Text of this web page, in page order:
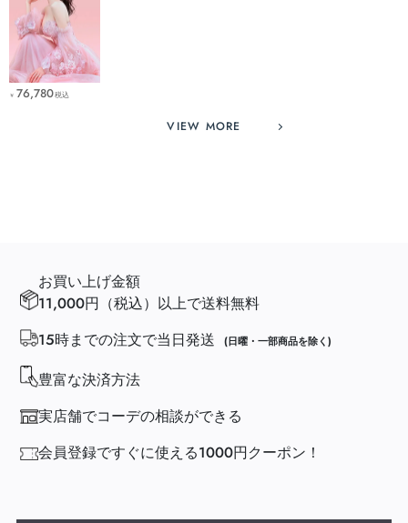
￥ 76,780税込
VIEW MORE
お買い上げ金額
11,000円（税込）以上で送料無料
15時までの注文で当日発送
(日曜・一部商品を除く)
豊富な決済方法
実店舗でコーデの相談ができる
会員登録ですぐに使える1000円クーポン！